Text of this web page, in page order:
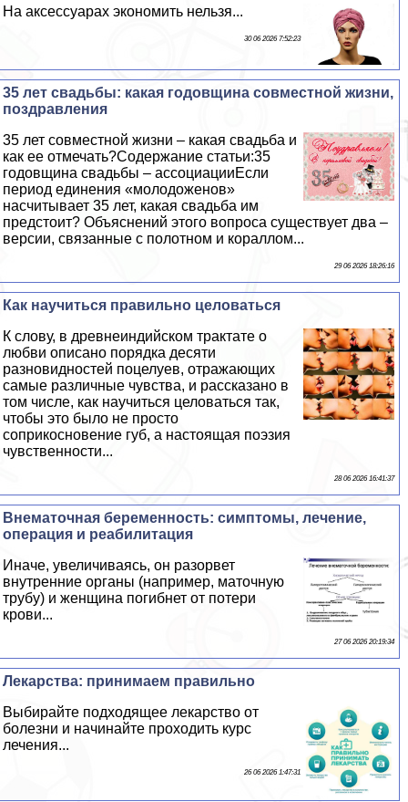
На аксессуарах экономить нельзя...
30 06 2026 7:52:23
35 лет свадьбы: какая годовщина совместной жизни,
поздравления
35 лет совместной жизни – какая свадьба и
как ее отмечать?Содержание статьи:35
годовщина свадьбы – ассоциацииЕсли
период единения «молодоженов»
насчитывает 35 лет, какая свадьба им
предстоит? Объяснений этого вопроса существует два –
версии, связанные с полотном и кораллом...
29 06 2026 18:26:16
Как научиться правильно целоваться
К слову, в древнеиндийском тpaктате о
любви описано порядка десяти
разновидностей поцелуев, отражающих
самые различные чувства, и рассказано в
том числе, как научиться целоваться так,
чтобы это было не просто
соприкосновение губ, а настоящая поэзия
чувственности...
28 06 2026 16:41:37
Внематочная беременность: симптомы, лечение,
операция и реабилитация
Иначе, увеличиваясь, он разорвет
внутренние органы (например, маточную
трубу) и женщина погибнет от потери
крови...
27 06 2026 20:19:34
Лекарства: принимаем правильно
Выбирайте подходящее лекарство от
болезни и начинайте проходить курс
лечения...
26 06 2026 1:47:31